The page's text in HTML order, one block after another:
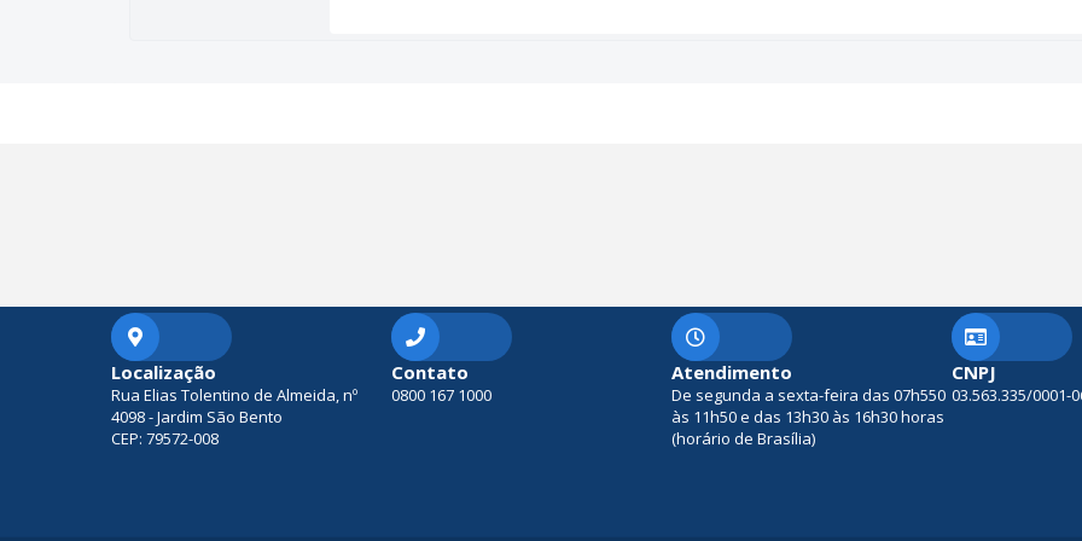
Localização
Rua Elias Tolentino de Almeida, nº
4098 - Jardim São Bento
CEP: 79572-008
Contato
0800 167 1000
Atendimento
De segunda a sexta-feira das 07h550
às 11h50 e das 13h30 às 16h30 horas
(horário de Brasília)
CNPJ
03.563.335/0001-